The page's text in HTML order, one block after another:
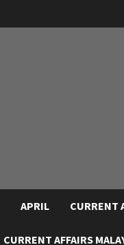
APRIL CURRENT
CURRENT AFFAIRS